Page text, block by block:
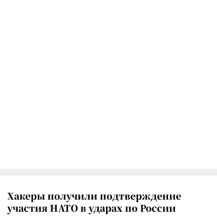
Хакеры получили подтверждение
участия НАТО в ударах по России